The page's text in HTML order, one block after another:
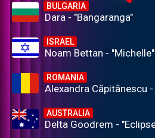
BULGARIA
Dara - "Bangaranga"
ISRAEL
Noam Bettan - "Michelle"
ROMANIA
Alexandra Căpitănescu -
AUSTRALIA
Delta Goodrem -